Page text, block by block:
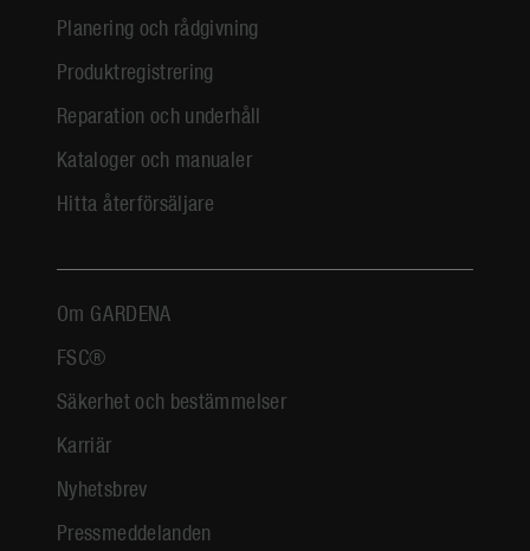
Planering och rådgivning
Produktregistrering
Reparation och underhåll
Kataloger och manualer
Hitta återförsäljare
Om GARDENA
FSC®
Säkerhet och bestämmelser
Karriär
Nyhetsbrev
Pressmeddelanden